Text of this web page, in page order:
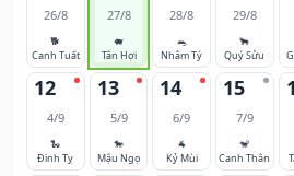
26/8
🐕
Canh Tuất
27/8
🐖
Tân Hợi
28/8
🐀
Nhâm Tý
29/8
🐂
Quý Sửu
12
4/9
🐍
Đinh Tỵ
13
5/9
🐎
Mậu Ngọ
14
6/9
🐐
Kỷ Mùi
15
7/9
🐒
Canh Thân